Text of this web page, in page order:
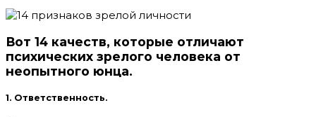
Вот 14 качеств, которые отличают
психических зрелого человека от
неопытного юнца.
1. Ответственность.